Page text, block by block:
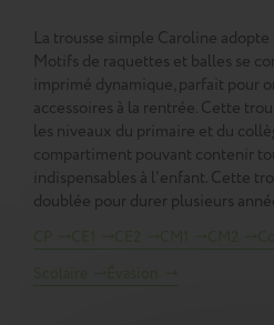
La trousse simple Caroline
Motifs de raquettes et balles se
imprimé dynamique, parfait pour
accessoires à la rentrée. Cette
les niveaux du primaire et du
compartiment pouvant contenir
indispensables à l'enfant. Cette
doublée pour durer plusieurs